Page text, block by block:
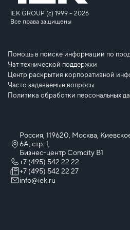
IEK GROUP (c) 1999 – 2026
Все права защищены
Помощь в поиске информации по
Чат технической поддержки
Центр раскрытия корпоративной
Часто задаваемые вопросы
Политика обработки персональных
Россия, 119620, Москва,
6А, стр. 1,
Бизнес-центр Comcity B1
+7 (495) 542 22 22
+7 (495) 542 22 27
info@iek.ru